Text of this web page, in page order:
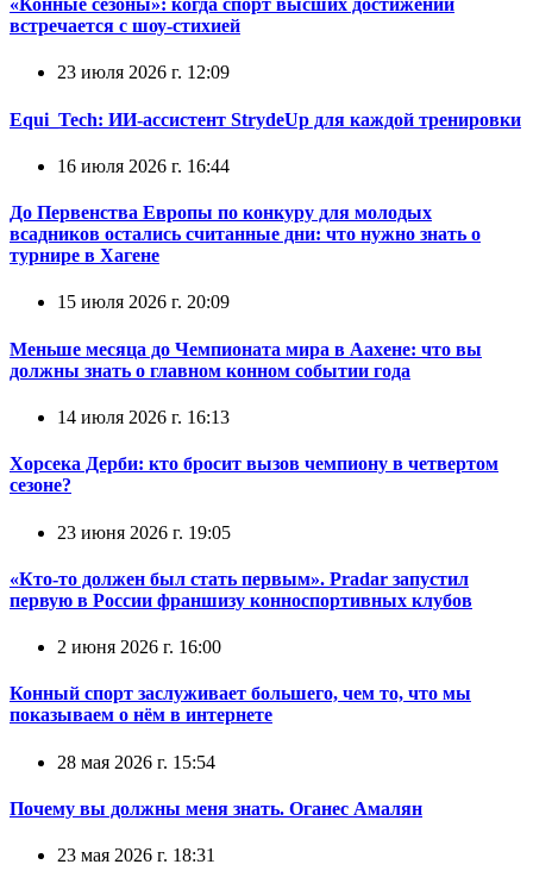
«Конные сезоны»: когда спорт высших достижений
встречается с шоу-стихией
23 июля 2026 г. 12:09
Equi_Tech: ИИ-ассистент StrydeUp для каждой тренировки
16 июля 2026 г. 16:44
До Первенства Европы по конкуру для молодых
всадников остались считанные дни: что нужно знать о
турнире в Хагене
15 июля 2026 г. 20:09
Меньше месяца до Чемпионата мира в Аахене: что вы
должны знать о главном конном событии года
14 июля 2026 г. 16:13
Хорсека Дерби: кто бросит вызов чемпиону в четвертом
сезоне?
23 июня 2026 г. 19:05
«Кто-то должен был стать первым». Pradar запустил
первую в России франшизу конноспортивных клубов
2 июня 2026 г. 16:00
Конный спорт заслуживает большего, чем то, что мы
показываем о нём в интернете
28 мая 2026 г. 15:54
Почему вы должны меня знать. Оганес Амалян
23 мая 2026 г. 18:31